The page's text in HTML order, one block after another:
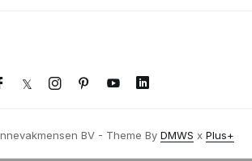
BV - Theme By DMWS x Plus+